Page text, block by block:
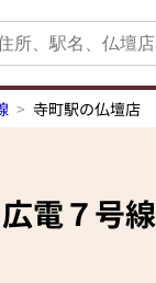
寺町駅の仏壇店
広電７号線